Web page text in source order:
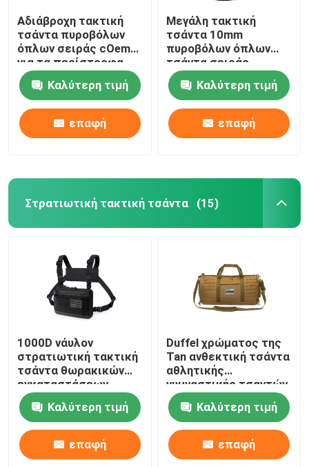
Αδιάβροχη τακτική
τσάντα πυροβόλων
όπλων σειράς cOem
για τα περίστροφα
και το μαύρο γκρι
πυρομαχικών
Καλύτερη τιμή
επαφή
Μεγάλη τακτική
τσάντα 10mm
πυροβόλων όπλων
τσάντα σειράς
πυροβολισμού αφρού
EPE για το κυνήγι
Καλύτερη τιμή
επαφή
Στρατιωτική τακτική τσάντα (15)
1000D νάυλον
στρατιωτική τακτική
τσάντα θωρακικών
εγκαταστάσεων
γεώτρησης τσαντών
με το σχέδιο Molle
περικοπών λέιζερ
Καλύτερη τιμή
επαφή
Duffel χρώματος της
Tan ανθεκτική τσάντα
αθλητικής
γυμναστικής τσαντών
40L με το
αντιολισθητικό χαλί
Καλύτερη τιμή
επαφή